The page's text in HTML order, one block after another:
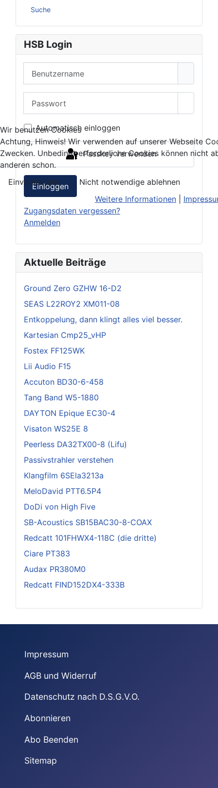
Suche
HSB Login
Automatisch einloggen
Passkey verwenden
Einloggen
Zugangsdaten vergessen?
Anmelden
Aktuelle Beiträge
Ground Zero GZHW 16-D2
SEAS L22ROY2 XM011-08
Entkoppelung, dann klingt alles viel besser.
Kartesian Cmp25_vHP
Fostex FF125WK
Lii Audio F15
Accuton BD30-6-458
Tang Band W5-1880
DAYTON Epique EC30-4
Visaton WS25E 8
Peerless DA32TX00-8 (Lifu)
Passivstrahler verstehen
Klangfilm 6SEla3213a
MeloDavid PTT6.5P4
DoDi von High Five
SB-Acoustics SB15BAC30-8-COAX
Redcatt 101FHWX4-118C (die dritte)
Ciare PT383
Audax PR380M0
Redcatt FIND152DX4-333B
Impressum
AGB und Widerruf
Datenschutz nach D.S.G.V.O.
Abonnieren
Abo Beenden
Sitemap
Wir benutzen Cookies
Achtung, Hinweis! Wir verwenden auf unserer Webseite
Zwecken. Unbedingt erforderliche Cookies können nicht
anderen schon.
Einverstanden
Nicht notwendige ablehnen
Weitere Informationen